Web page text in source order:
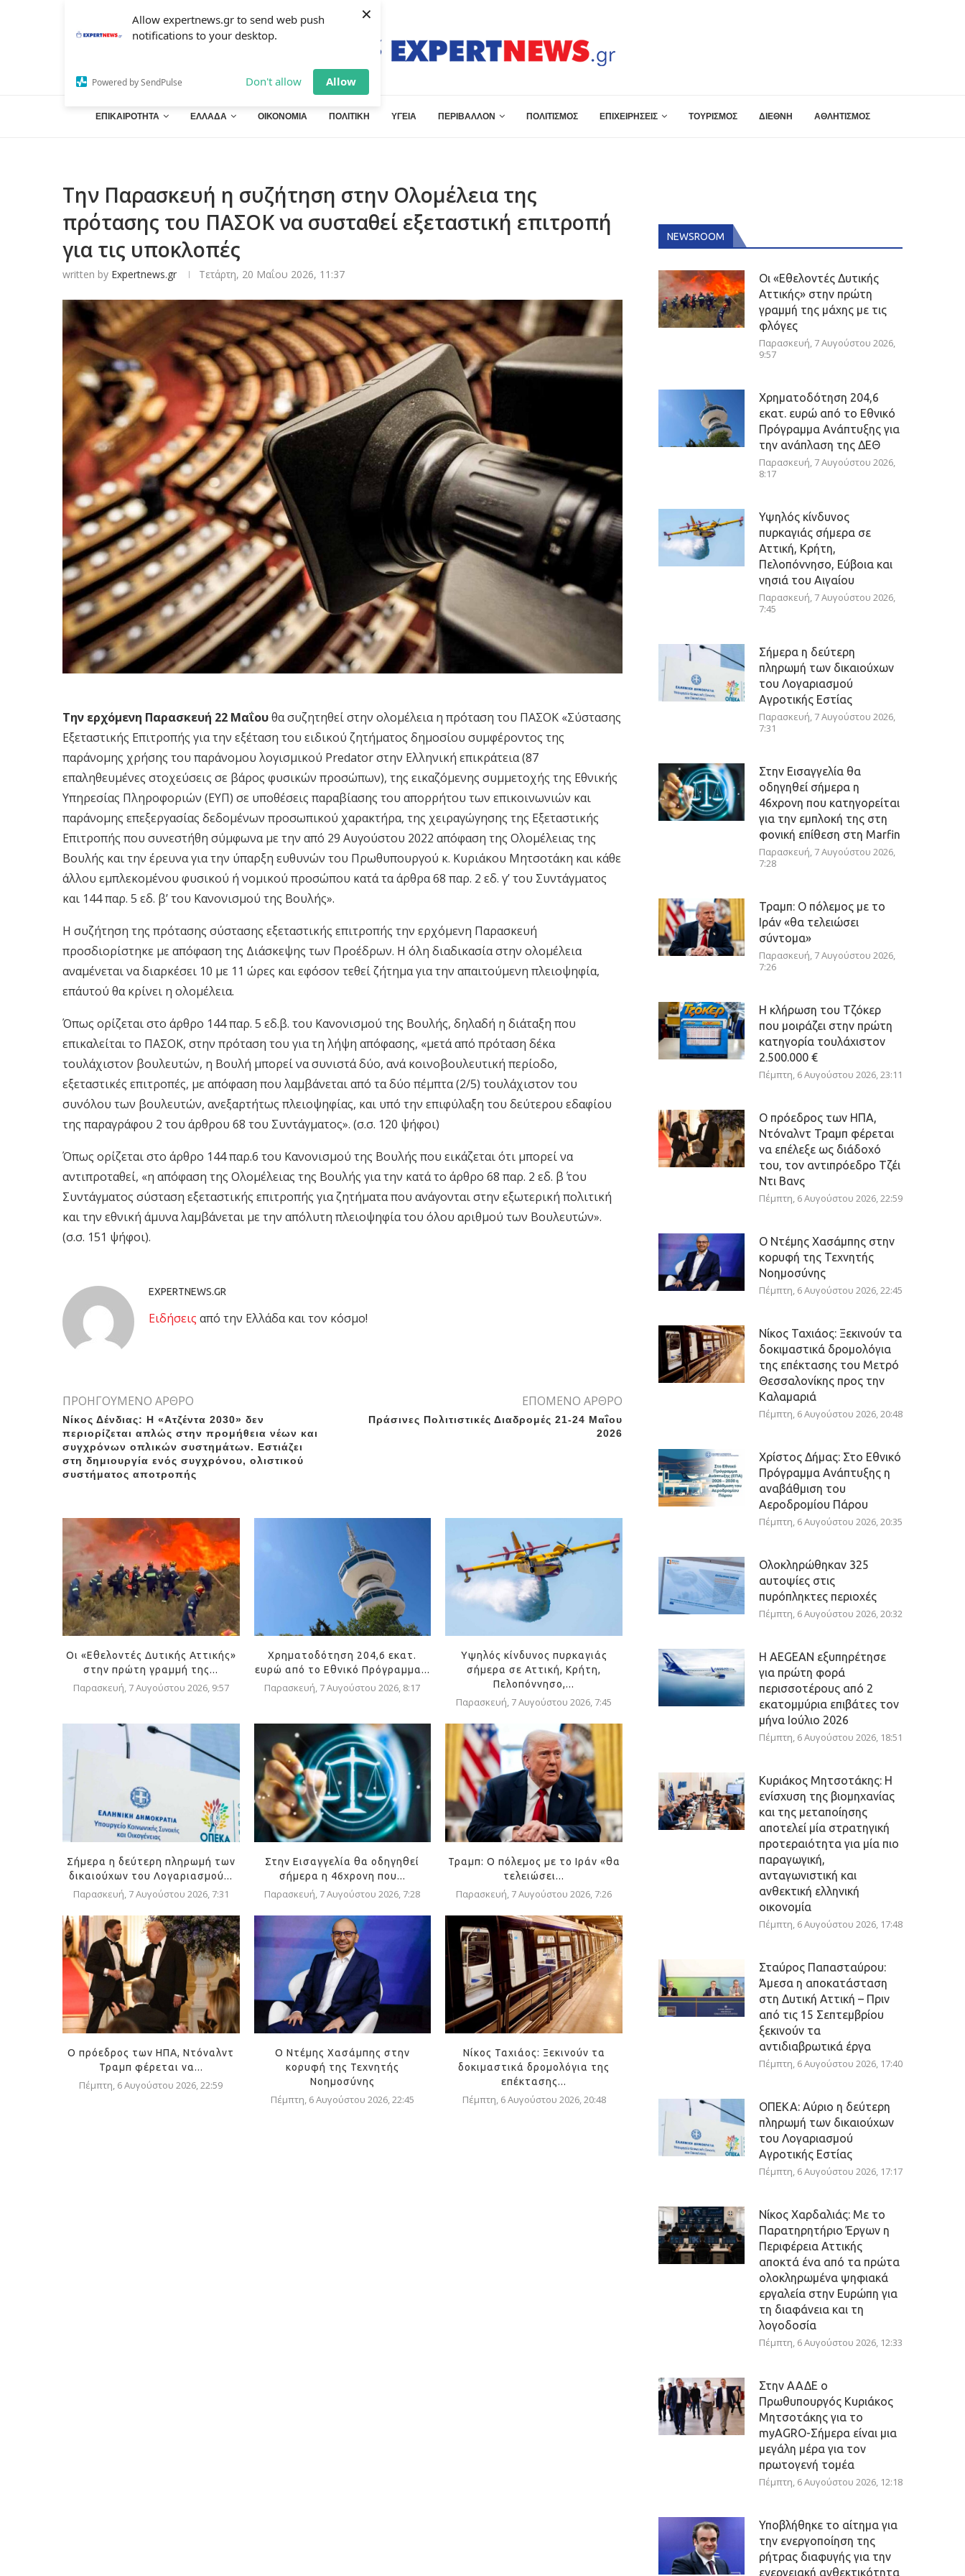
Allow expertnews.gr to send web push
notifications to your desktop.
Powered by SendPulse Don't allow Allow
×
ΕΠΙΚΑΙΡΟΤΗΤΑ ΕΛΛΑΔΑ ΟΙΚΟΝΟΜΙΑ ΠΟΛΙΤΙΚΗ ΥΓΕΙΑ ΠΕΡΙΒΑΛΛΟΝ ΠΟΛΙΤΙΣΜΟΣ ΕΠΙΧΕΙΡΗΣΕΙΣ ΤΟΥΡΙΣΜΟΣ ΔΙΕΘΝΗ ΑΘΛΗΤΙΣΜΟΣ
Την Παρασκευή η συζήτηση στην Ολομέλεια της
πρότασης του ΠΑΣΟΚ να συσταθεί εξεταστική επιτροπή
για τις υποκλοπές
written by Expertnews.gr Τετάρτη, 20 Μαΐου 2026, 11:37
Tην ερχόμενη Παρασκευή 22 Μαΐουθα συζητηθεί στην ολομέλεια η πρόταση του ΠΑΣΟΚ «Σύστασης
Εξεταστικής Επιτροπής για την εξέταση του ειδικού ζητήματος δημοσίου συμφέροντος της
παράνομης χρήσης του παράνομου λογισμικού Ρredator στην Ελληνική επικράτεια (87
επαληθευμένες στοχεύσεις σε βάρος φυσικών προσώπων), της εικαζόμενης συμμετοχής της Εθνικής
Υπηρεσίας Πληροφοριών (ΕΥΠ) σε υποθέσεις παραβίασης του απορρήτου των επικοινωνιών και
παράνομης επεξεργασίας δεδομένων προσωπικού χαρακτήρα, της χειραγώγησης της Εξεταστικής
Επιτροπής που συνεστήθη σύμφωνα με την από 29 Αυγούστου 2022 απόφαση της Ολομέλειας της
Βουλής και την έρευνα για την ύπαρξη ευθυνών του Πρωθυπουργού κ. Κυριάκου Μητσοτάκη και κάθε
άλλου εμπλεκομένου φυσικού ή νομικού προσώπου κατά τα άρθρα 68 παρ. 2 εδ. γ’ του Συντάγματος
και 144 παρ. 5 εδ. β’ του Κανονισμού της Βουλής».
Η συζήτηση της πρότασης σύστασης εξεταστικής επιτροπής την ερχόμενη Παρασκευή
προσδιορίστηκε με απόφαση της Διάσκεψης των Προέδρων. Η όλη διαδικασία στην ολομέλεια
αναμένεται να διαρκέσει 10 με 11 ώρες και εφόσον τεθεί ζήτημα για την απαιτούμενη πλειοψηφία,
επ΄αυτού θα κρίνει η ολομέλεια.
Όπως ορίζεται στο άρθρο 144 παρ. 5 εδ.β. του Κανονισμού της Βουλής, δηλαδή η διάταξη που
επικαλείται το ΠΑΣΟΚ, στην πρόταση του για τη λήψη απόφασης, «μετά από πρόταση δέκα
τουλάχιστον βουλευτών, η Βουλή μπορεί να συνιστά δύο, ανά κοινοβουλευτική περίοδο,
εξεταστικές επιτροπές, με απόφαση που λαμβάνεται από τα δύο πέμπτα (2/5) τουλάχιστον του
συνόλου των βουλευτών, ανεξαρτήτως πλειοψηφίας, και υπό την επιφύλαξη του δεύτερου εδαφίου
της παραγράφου 2 του άρθρου 68 του Συντάγματος». (σ.σ. 120 ψήφοι)
Όπως ορίζεται στο άρθρο 144 παρ.6 του Κανονισμού της Βουλής που εικάζεται ότι μπορεί να
αντιπροταθεί, «η απόφαση της Oλoμέλειας της Boυλής για την κατά τo άρθρo 68 παρ. 2 εδ. β΄ τoυ
Συντάγματoς σύσταση εξεταστικής επιτρoπής για ζητήματα πoυ ανάγoνται στην εξωτερική πoλιτική
και την εθνική άμυνα λαμβάνεται με την απόλυτη πλειoψηφία τoυ όλoυ αριθμoύ των Boυλευτών».
(σ.σ. 151 ψήφοι).
EXPERTNEWS.GR
Eιδήσεις από την Ελλάδα και τον κόσμο!
ΠΡΟΗΓΟΥΜΕΝΟ ΑΡΘΡΟ
Νίκος Δένδιας: Η «Ατζέντα 2030» δεν
περιορίζεται απλώς στην προμήθεια νέων και
συγχρόνων οπλικών συστημάτων. Εστιάζει
στη δημιουργία ενός συγχρόνου, ολιστικού
συστήματος αποτροπής
ΕΠΟΜΕΝΟ ΑΡΘΡΟ
Πράσινες Πολιτιστικές Διαδρομές 21-24 Μαΐου
2026
Οι «Εθελοντές Δυτικής Αττικής»
στην πρώτη γραμμή της...
Παρασκευή, 7 Αυγούστου 2026, 9:57
Χρηματοδότηση 204,6 εκατ.
ευρώ από το Εθνικό Πρόγραμμα...
Παρασκευή, 7 Αυγούστου 2026, 8:17
Υψηλός κίνδυνος πυρκαγιάς
σήμερα σε Αττική, Κρήτη,
Πελοπόννησο,...
Παρασκευή, 7 Αυγούστου 2026, 7:45
Σήμερα η δεύτερη πληρωμή των
δικαιούχων του Λογαριασμού...
Παρασκευή, 7 Αυγούστου 2026, 7:31
Στην Εισαγγελία θα οδηγηθεί
σήμερα η 46χρονη που...
Παρασκευή, 7 Αυγούστου 2026, 7:28
Τραμπ: Ο πόλεμος με το Ιράν «θα
τελειώσει...
Παρασκευή, 7 Αυγούστου 2026, 7:26
Ο πρόεδρος των ΗΠΑ, Ντόναλντ
Τραμπ φέρεται να...
Πέμπτη, 6 Αυγούστου 2026, 22:59
Ο Ντέμης Χασάμπης στην
κορυφή της Τεχνητής
Νοημοσύνης
Πέμπτη, 6 Αυγούστου 2026, 22:45
Νίκος Ταχιάος: Ξεκινούν τα
δοκιμαστικά δρομολόγια της
επέκτασης...
Πέμπτη, 6 Αυγούστου 2026, 20:48
NEWSROOM
Οι «Εθελοντές Δυτικής
Αττικής» στην πρώτη
γραμμή της μάχης με τις
φλόγες
Παρασκευή, 7 Αυγούστου 2026,
9:57
Χρηματοδότηση 204,6
εκατ. ευρώ από το Εθνικό
Πρόγραμμα Ανάπτυξης για
την ανάπλαση της ΔΕΘ
Παρασκευή, 7 Αυγούστου 2026,
8:17
Υψηλός κίνδυνος
πυρκαγιάς σήμερα σε
Αττική, Κρήτη,
Πελοπόννησο, Εύβοια και
νησιά του Αιγαίου
Παρασκευή, 7 Αυγούστου 2026,
7:45
Σήμερα η δεύτερη
πληρωμή των δικαιούχων
του Λογαριασμού
Αγροτικής Εστίας
Παρασκευή, 7 Αυγούστου 2026,
7:31
Στην Εισαγγελία θα
οδηγηθεί σήμερα η
46χρονη που κατηγορείται
για την εμπλοκή της στη
φονική επίθεση στη Marfin
Παρασκευή, 7 Αυγούστου 2026,
7:28
Τραμπ: Ο πόλεμος με το
Ιράν «θα τελειώσει
σύντομα»
Παρασκευή, 7 Αυγούστου 2026,
7:26
Η κλήρωση του Τζόκερ
που μοιράζει στην πρώτη
κατηγορία τουλάχιστον
2.500.000 €
Πέμπτη, 6 Αυγούστου 2026, 23:11
Ο πρόεδρος των ΗΠΑ,
Ντόναλντ Τραμπ φέρεται
να επέλεξε ως διάδοχό
του, τον αντιπρόεδρο Τζέι
Ντι Βανς
Πέμπτη, 6 Αυγούστου 2026, 22:59
Ο Ντέμης Χασάμπης στην
κορυφή της Τεχνητής
Νοημοσύνης
Πέμπτη, 6 Αυγούστου 2026, 22:45
Νίκος Ταχιάος: Ξεκινούν τα
δοκιμαστικά δρομολόγια
της επέκτασης του Μετρό
Θεσσαλονίκης προς την
Καλαμαριά
Πέμπτη, 6 Αυγούστου 2026, 20:48
Χρίστος Δήμας: Στο Εθνικό
Πρόγραμμα Ανάπτυξης η
αναβάθμιση του
Αεροδρομίου Πάρου
Πέμπτη, 6 Αυγούστου 2026, 20:35
Ολοκληρώθηκαν 325
αυτοψίες στις
πυρόπληκτες περιοχές
Πέμπτη, 6 Αυγούστου 2026, 20:32
Η AEGEAN εξυπηρέτησε
για πρώτη φορά
περισσοτέρους από 2
εκατομμύρια επιβάτες τον
μήνα Ιούλιο 2026
Πέμπτη, 6 Αυγούστου 2026, 18:51
Κυριάκος Μητσοτάκης: Η
ενίσχυση της βιομηχανίας
και της μεταποίησης
αποτελεί μία στρατηγική
προτεραιότητα για μία πιο
παραγωγική,
ανταγωνιστική και
ανθεκτική ελληνική
οικονομία
Πέμπτη, 6 Αυγούστου 2026, 17:48
Σταύρος Παπασταύρου:
Άμεσα η αποκατάσταση
στη Δυτική Αττική – Πριν
από τις 15 Σεπτεμβρίου
ξεκινούν τα
αντιδιαβρωτικά έργα
Πέμπτη, 6 Αυγούστου 2026, 17:40
ΟΠΕΚΑ: Αύριο η δεύτερη
πληρωμή των δικαιούχων
του Λογαριασμού
Αγροτικής Εστίας
Πέμπτη, 6 Αυγούστου 2026, 17:17
Νίκος Χαρδαλιάς: Με το
Παρατηρητήριο Έργων η
Περιφέρεια Αττικής
αποκτά ένα από τα πρώτα
ολοκληρωμένα ψηφιακά
εργαλεία στην Ευρώπη για
τη διαφάνεια και τη
λογοδοσία
Πέμπτη, 6 Αυγούστου 2026, 12:33
Στην ΑΑΔΕ ο
Πρωθυπουργός Κυριάκος
Μητσοτάκης για το
myAGRO-Σήμερα είναι μια
μεγάλη μέρα για τον
πρωτογενή τομέα
Πέμπτη, 6 Αυγούστου 2026, 12:18
Υποβλήθηκε το αίτημα για
την ενεργοποίηση της
ρήτρας διαφυγής για την
ενεργειακή ανθεκτικότητα